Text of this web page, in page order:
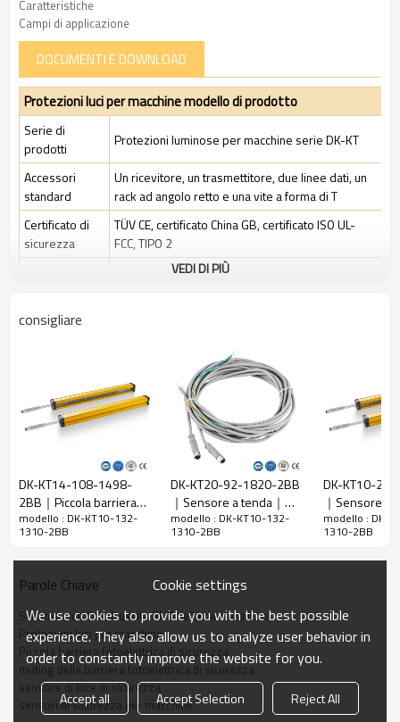
Caratteristiche
Campi di applicazione
DOCUMENTI E DOWNLOAD
Protezioni luci per macchine modello di prodotto
Serie di
prodotti
Protezioni luminose per macchine serie DK-KT
Accessori
standard
Un ricevitore, un trasmettitore, due linee dati, un
rack ad angolo retto e una vite a forma di T
Certificato di
sicurezza
TÜV CE, certificato China GB, certificato ISO UL-
FCC, TIPO 2
Caratteristiche
Rileva la
precisione
18 mm
132
Raggio
d'azione
1310 mm
prodotto
del ricevitore.
Distanza di
rilevamento
30-6000mm
Tempo di
risposta
≤15 ms
Dati meccanici
VEDI DI PIÙ
consigliare
DK-KT14-108-1498-
2BB｜Piccola barriera
fotoelettrica di sicurezza
｜DADISICK
modello : DK-KT10-132-
1310-2BB
DK-KT20-92-1820-2BB
｜Sensore a tenda｜
DADISICK
modello : DK-KT10-132-
1310-2BB
DK-KT10-
｜Sensore
fotoelettrica
｜DADISICK
modello : DK-
1310-2BB
Parole Chiave
Schema elettrico di uscita PNP della barriera foto
Protezioni luci per macchine
Piccola barriera fotoelettrica di sicurezza
muting della barriera fotoelettrica di sicurezza
sensore di luce di sicurezza
sensori di sicurezza per macchine
Cookie settings
We use cookies to provide you with the best possible
experience. They also allow us to analyze user behavior in
order to constantly improve the website for you.
Accept all Accept Selection Reject All